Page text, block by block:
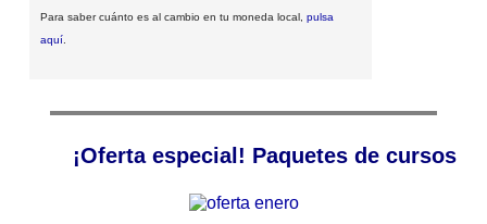
Para saber cuánto es al cambio en tu moneda local, pulsa
aquí
¡Oferta especial! Paquetes de cursos